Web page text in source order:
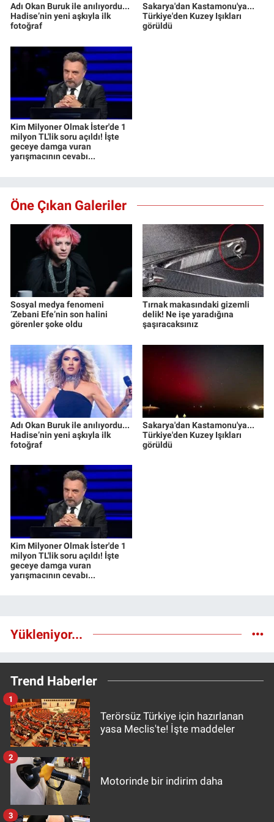
Adı Okan Buruk ile anılıyordu...
Hadise’nin yeni aşkıyla ilk
fotoğraf
Sakarya'dan Kastamonu'ya...
Türkiye'den Kuzey Işıkları
görüldü
Kim Milyoner Olmak İster'de 1
milyon TL'lik soru açıldı! İşte
geceye damga vuran
yarışmacının cevabı...
Öne Çıkan Galeriler
Sosyal medya fenomeni
‘Zebani Efe’nin son halini
görenler şoke oldu
Tırnak makasındaki gizemli
delik! Ne işe yaradığına
şaşıracaksınız
Adı Okan Buruk ile anılıyordu...
Hadise’nin yeni aşkıyla ilk
fotoğraf
Sakarya'dan Kastamonu'ya...
Türkiye'den Kuzey Işıkları
görüldü
Kim Milyoner Olmak İster'de 1
milyon TL'lik soru açıldı! İşte
geceye damga vuran
yarışmacının cevabı...
Yükleniyor...
Trend Haberler
Terörsüz Türkiye için hazırlanan
yasa Meclis'te! İşte maddeler
1
Motorinde bir indirim daha
2
3